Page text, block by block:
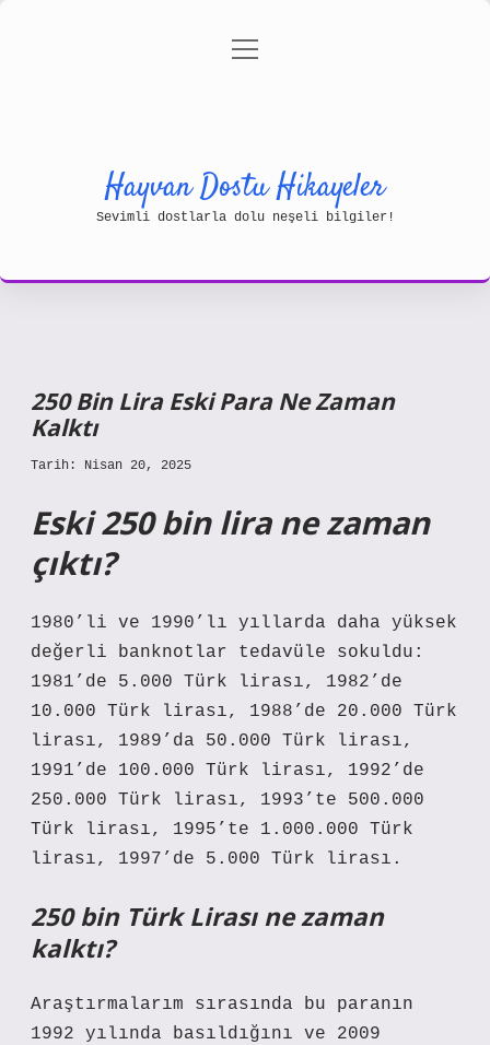
Gizlilik Politikası
menüyü
Hayvan Dostu Hikayeler
Sevimli dostlarla dolu neşeli bilgiler!
250 Bin Lira Eski Para Ne Zaman
Kalktı
Tarih: Nisan 20, 2025
Eski 250 bin lira ne zaman
çıktı?
1980’li ve 1990’lı yıllarda daha yüksek
değerli banknotlar tedavüle sokuldu:
1981’de 5.000 Türk lirası, 1982’de
10.000 Türk lirası, 1988’de 20.000 Türk
lirası, 1989’da 50.000 Türk lirası,
1991’de 100.000 Türk lirası, 1992’de
250.000 Türk lirası, 1993’te 500.000
Türk lirası, 1995’te 1.000.000 Türk
lirası, 1997’de 5.000 Türk lirası.
250 bin Türk Lirası ne zaman
kalktı?
Araştırmalarım sırasında bu paranın
1992 yılında basıldığını ve 2009